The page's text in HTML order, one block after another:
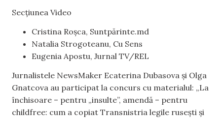
Secțiunea Video
Cristina Roșca, Suntpărinte.md
Natalia Strogoteanu, Cu Sens
Eugenia Apostu, Jurnal TV/REL
Jurnalistele NewsMaker Ecaterina Dubasova și Olga
Gnatcova au participat la concurs cu materialul: „La
închisoare – pentru „insulte”, amendă – pentru
childfree: cum a copiat Transnistria legile rusești și